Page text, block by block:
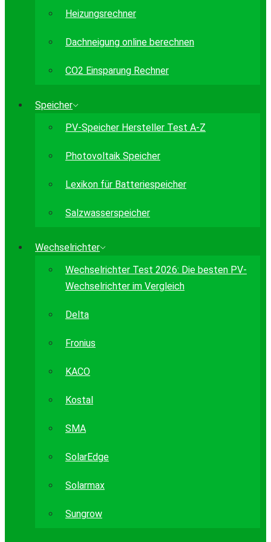
Heizungsrechner
Dachneigung online berechnen
CO2 Einsparung Rechner
Speicher
PV-Speicher Hersteller Test A-Z
Photovoltaik Speicher
Lexikon für Batteriespeicher
Salzwasserspeicher
Wechselrichter
Wechselrichter Test 2026: Die besten PV-
Wechselrichter im Vergleich
Delta
Fronius
KACO
Kostal
SMA
SolarEdge
Solarmax
Sungrow